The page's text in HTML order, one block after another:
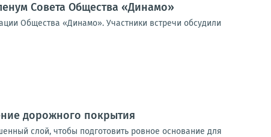
Совета Общества «Динамо»
Общества «Динамо». Участники встречи обсудили
дорожного покрытия
слой, чтобы подготовить ровное основание для